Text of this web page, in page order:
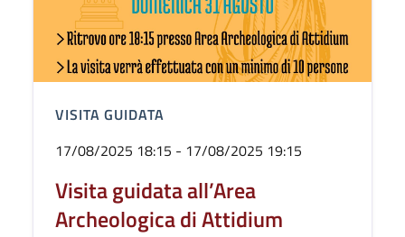
VISITA GUIDATA
17/08/2025 18:15 - 17/08/2025 19:15
Visita guidata all’Area
Archeologica di Attidium